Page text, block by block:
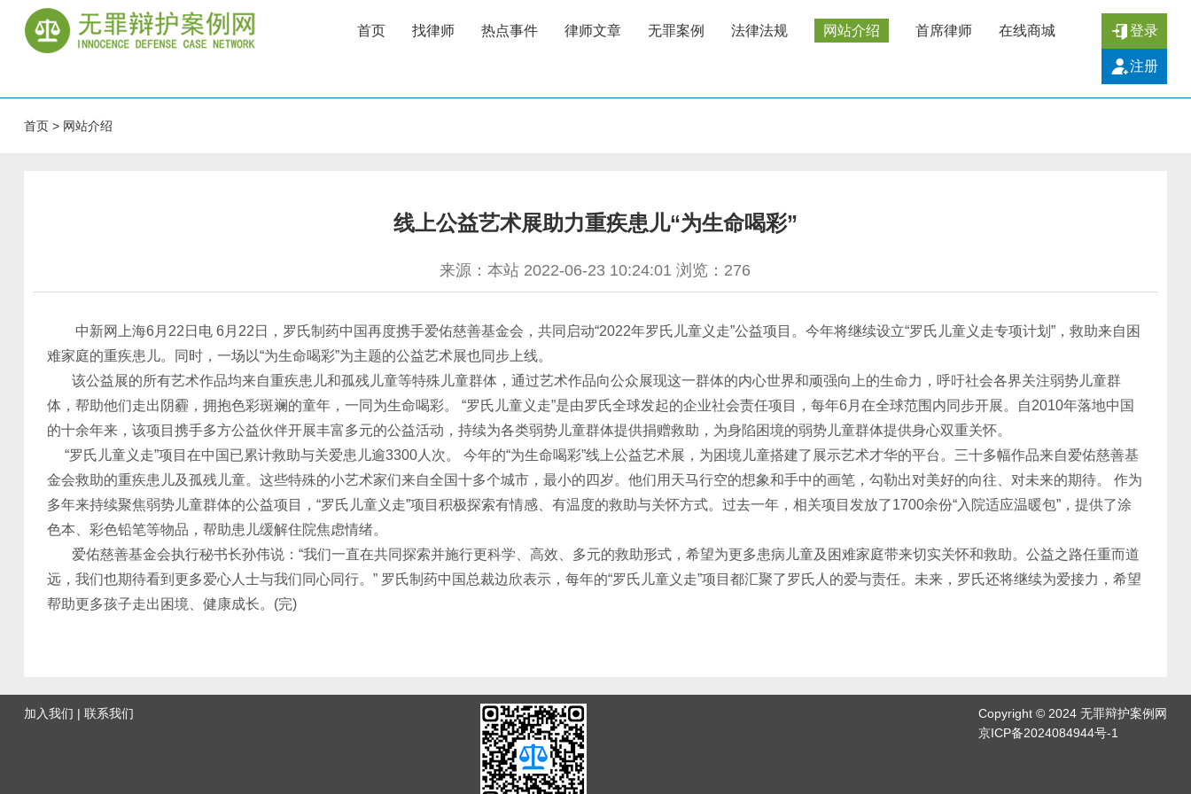
首页 找律师 热点事件 律师文章 无罪案例 法律法规 网站介绍 首席律师 在线商城 登录
注册
首页> 网站介绍
线上公益艺术展助力重疾患儿“为生命喝彩”
来源：本站 2022-06-23 10:24:01 浏览： 276
中新网上海6月22日电 6月22日，罗氏制药中国再度携手爱佑慈善基金会，共同启动“2022年罗氏儿童义走”公益项目。今年将继续设立“罗氏儿童义走专项计划”，救助来自困
难家庭的重疾患儿。同时，一场以“为生命喝彩”为主题的公益艺术展也同步上线。
该公益展的所有艺术作品均来自重疾患儿和孤残儿童等特殊儿童群体，通过艺术作品向公众展现这一群体的内心世界和顽强向上的生命力，呼吁社会各界关注弱势儿童群
体，帮助他们走出阴霾，拥抱色彩斑斓的童年，一同为生命喝彩。 “罗氏儿童义走”是由罗氏全球发起的企业社会责任项目，每年6月在全球范围内同步开展。自2010年落地中国
的十余年来，该项目携手多方公益伙伴开展丰富多元的公益活动，持续为各类弱势儿童群体提供捐赠救助，为身陷困境的弱势儿童群体提供身心双重关怀。
“罗氏儿童义走”项目在中国已累计救助与关爱患儿逾3300人次。 今年的“为生命喝彩”线上公益艺术展，为困境儿童搭建了展示艺术才华的平台。三十多幅作品来自爱佑慈善基
金会救助的重疾患儿及孤残儿童。这些特殊的小艺术家们来自全国十多个城市，最小的四岁。他们用天马行空的想象和手中的画笔，勾勒出对美好的向往、对未来的期待。 作为
多年来持续聚焦弱势儿童群体的公益项目，“罗氏儿童义走”项目积极探索有情感、有温度的救助与关怀方式。过去一年，相关项目发放了1700余份“入院适应温暖包”，提供了涂
色本、彩色铅笔等物品，帮助患儿缓解住院焦虑情绪。
爱佑慈善基金会执行秘书长孙伟说：“我们一直在共同探索并施行更科学、高效、多元的救助形式，希望为更多患病儿童及困难家庭带来切实关怀和救助。公益之路任重而道
远，我们也期待看到更多爱心人士与我们同心同行。” 罗氏制药中国总裁边欣表示，每年的“罗氏儿童义走”项目都汇聚了罗氏人的爱与责任。未来，罗氏还将继续为爱接力，希望
帮助更多孩子走出困境、健康成长。(完)
加入我们 | 联系我们
Copyright © 2024 无罪辩护案例网
京ICP备2024084944号-1